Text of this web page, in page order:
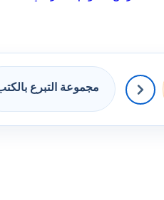
مجموعة التبرع